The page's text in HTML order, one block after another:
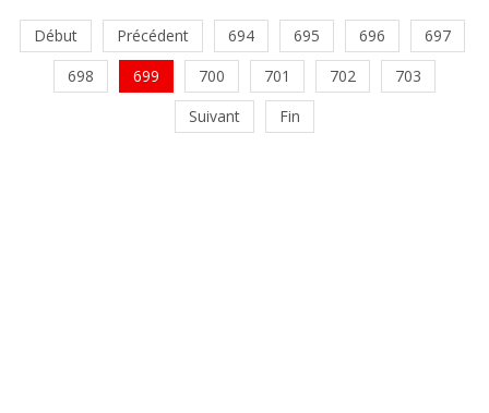
Début Précédent 694 695 696
697
698
699 700 701 702
703
Suivant
Fin